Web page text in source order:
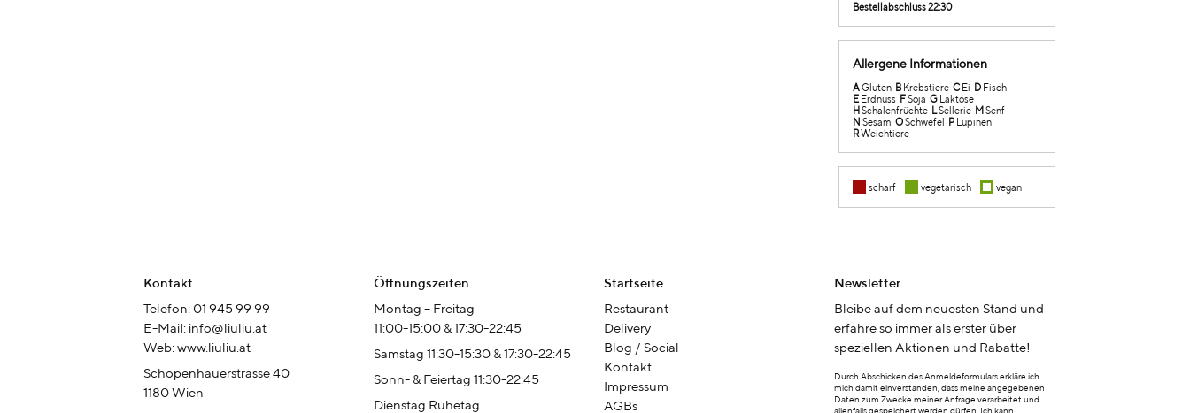
Bestellabschluss 22:30
Allergene Informationen
AGluten B Krebstiere CEi D Fisch
E Erdnuss FSoja G Laktose
HSchalenfrüchte LSellerie MSenf
N Sesam OSchwefel P Lupinen
RWeichtiere
scharf vegetarisch vegan
Kontakt
Telefon: 01 945 99 99
E-Mail: info@liuliu.at
Web: www.liuliu.at
Schopenhauerstrasse 40
1180 Wien
Öffnungszeiten
Montag – Freitag
11:00-15:00 & 17:30-22:45
Samstag 11:30-15:30 & 17:30-22:45
Sonn- & Feiertag 11:30-22:45
Dienstag Ruhetag
Startseite
Restaurant
Delivery
Blog / Social
Kontakt
Impressum
AGBs
Newsletter
Bleibe auf dem neuesten Stand und
erfahre so immer als erster über
speziellen Aktionen und Rabatte!
Durch Abschicken des Anmeldeformulars erkläre ich
mich damit einverstanden, dass meine angegebenen
Daten zum Zwecke meiner Anfrage verarbeitet und
allenfalls gespeichert werden dürfen. Ich kann